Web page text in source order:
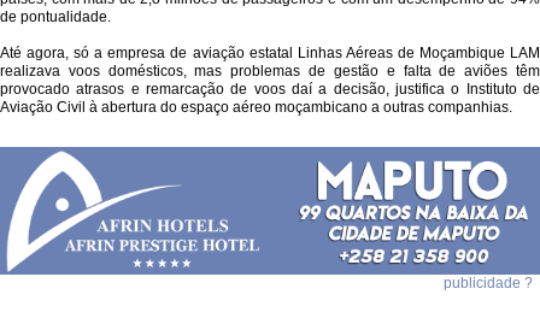
de pontualidade.
Até agora, só a empresa de aviação estatal Linhas Aéreas de Moçambique LAM
realizava voos domésticos, mas problemas de gestão e falta de aviões têm
provocado atrasos e remarcação de voos daí a decisão, justifica o Instituto de
Aviação Civil à abertura do espaço aéreo moçambicano a outras companhias.
publicidade ?